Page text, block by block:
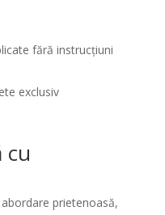
fără instrucțiuni
exclusiv
cu
prietenoasă,